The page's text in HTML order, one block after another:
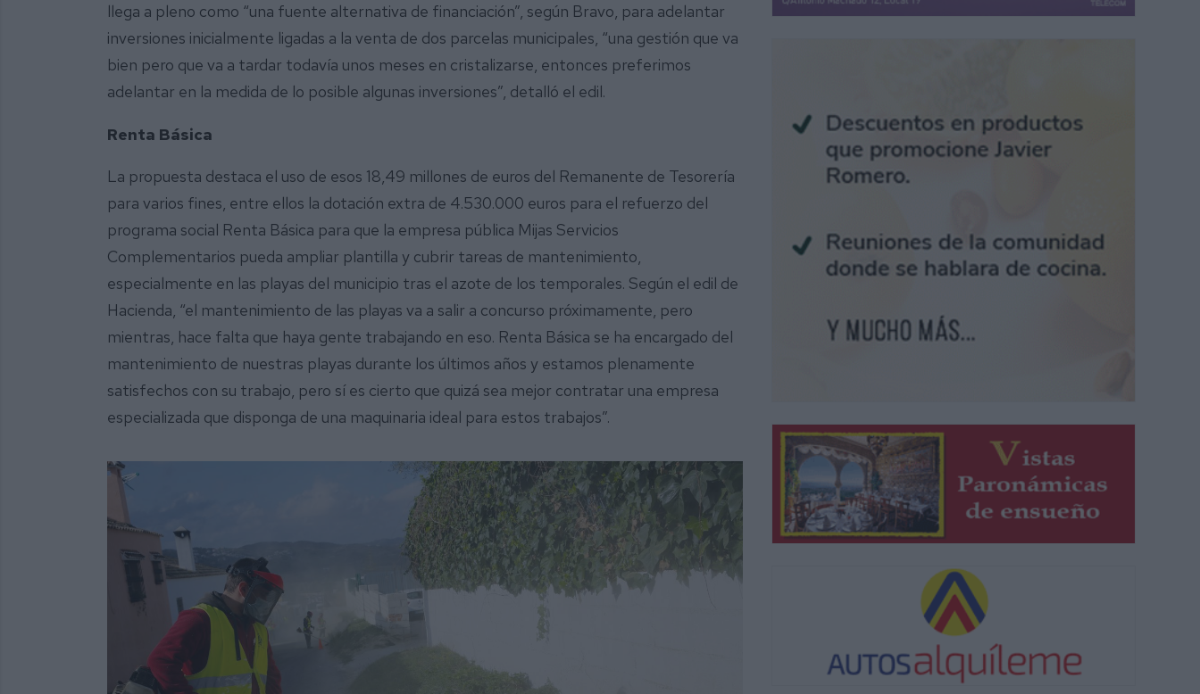
llega a pleno como “una fuente alternativa de financiación”, según Bravo, para adelantar
inversiones inicialmente ligadas a la venta de dos parcelas municipales, “una gestión que va
bien pero que va a tardar todavía unos meses en cristalizarse, entonces preferimos
adelantar en la medida de lo posible algunas inversiones”, detalló el edil.
Renta Básica
La propuesta destaca el uso de esos 18,49 millones de euros del Remanente de Tesorería
para varios fines, entre ellos la dotación extra de 4.530.000 euros para el refuerzo del
programa social Renta Básica para que la empresa pública Mijas Servicios
Complementarios pueda ampliar plantilla y cubrir tareas de mantenimiento,
especialmente en las playas del municipio tras el azote de los temporales. Según el edil de
Hacienda, “el mantenimiento de las playas va a salir a concurso próximamente, pero
mientras, hace falta que haya gente trabajando en eso. Renta Básica se ha encargado del
mantenimiento de nuestras playas durante los últimos años y estamos plenamente
satisfechos con su trabajo, pero sí es cierto que quizá sea mejor contratar una empresa
especializada que disponga de una maquinaria ideal para estos trabajos”.